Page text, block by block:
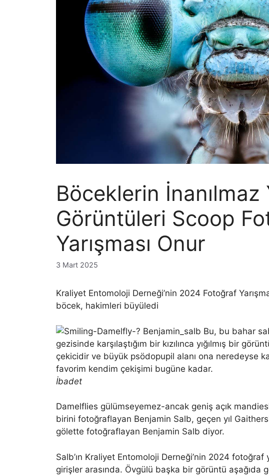
Böceklerin İnanılmaz
Görüntüleri Scoop
Yarışması Onur
3 Mart 2025
Kraliyet Entomoloji Derneği’nin 2024 Fotoğraf
böcek, hakimleri büyüledi
İbadet
Damelflies gülümseyemez-ancak geniş açık
birini fotoğraflayan Benjamin Salb, geçen yıl
gölette fotoğraflayan Benjamin Salb diyor.
Salb’ın Kraliyet Entomoloji Derneği’nin 2024
girişler arasında. Övgülü başka bir görüntü aşağıda